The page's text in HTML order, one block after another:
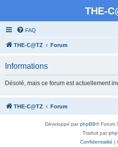
THE-
FAQ
THE-C@TZ Forum
Informations
Désolé, mais ce forum est actuellement
THE-C@TZ Forum
Développé parphpBB® Forum
Traduit par
Confidentialité |